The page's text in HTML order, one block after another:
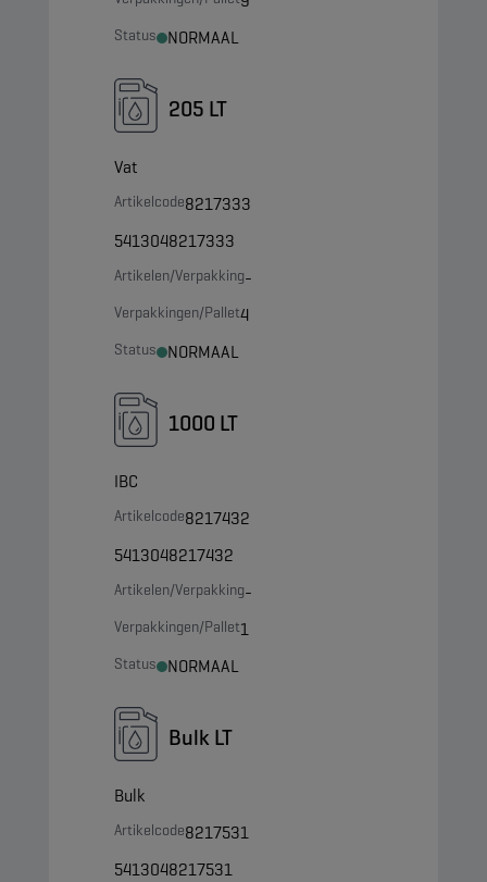
Status NORMAAL
205 LT
Vat
Artikelcode8217333
5413048217333
Artikelen/Verpakking-
Verpakkingen/Pallet4
Status NORMAAL
1000 LT
IBC
Artikelcode8217432
5413048217432
Artikelen/Verpakking-
Verpakkingen/Pallet1
Status NORMAAL
Bulk LT
Bulk
Artikelcode8217531
5413048217531